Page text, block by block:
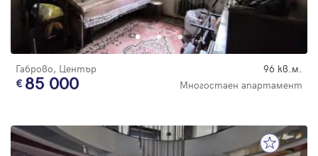
Габрово, Център 96 кв.м.
85 000 Многостаен апартамент